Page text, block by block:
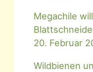
Megachile
20. Februar
Wildbienen